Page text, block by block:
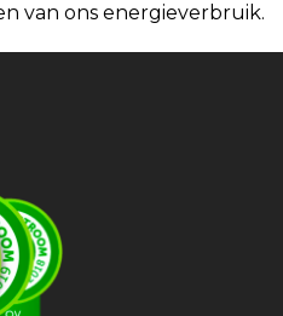
van ons energieverbruik.